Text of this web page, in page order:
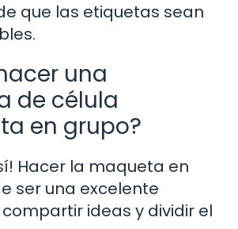
que las etiquetas sean
una
de célula
en grupo?
Hacer la maqueta en
ser una excelente
ideas y dividir el